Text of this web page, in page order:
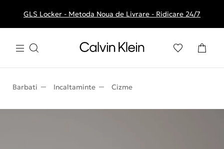
Livrare gratuita la comenzile de peste 250 RON
GLS Locker - Metoda Noua de Livrare - Ridicare 24/7
Barbati Incaltaminte Cizme